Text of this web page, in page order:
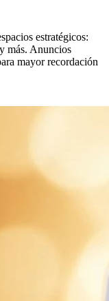
estratégicos:
más. Anuncios
mayor recordación